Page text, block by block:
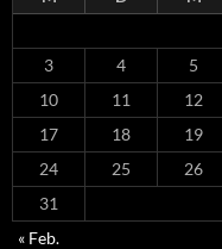
3
4 5
10
11 12
17
18 19
24
25 26
31
« Feb.